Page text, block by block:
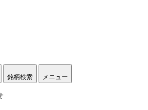
銘柄検索 メニュー